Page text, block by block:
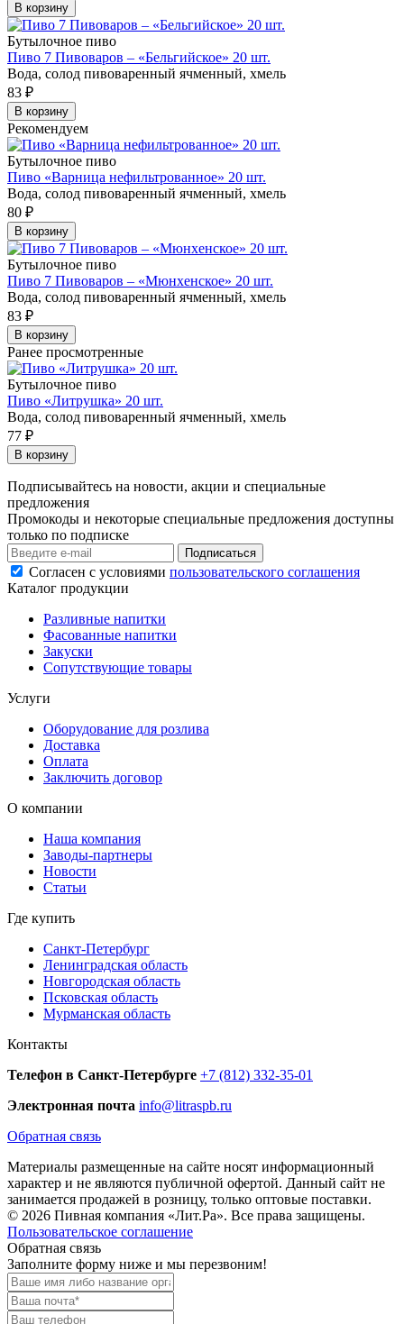
В корзину
Бутылочное пиво
Пиво 7 Пивоваров – «Бельгийское» 20 шт.
Вода, солод пивоваренный ячменный, хмель
83 ₽
В корзину
Рекомендуем
Бутылочное пиво
Пиво «Варница нефильтрованное» 20 шт.
Вода, солод пивоваренный ячменный, хмель
80 ₽
В корзину
Бутылочное пиво
Пиво 7 Пивоваров – «Мюнхенское» 20 шт.
Вода, солод пивоваренный ячменный, хмель
83 ₽
В корзину
Ранее просмотренные
Бутылочное пиво
Пиво «Литрушка» 20 шт.
Вода, солод пивоваренный ячменный, хмель
77 ₽
В корзину
Подписывайтесь на новости, акции и специальные
предложения
Промокоды и некоторые специальные предложения доступны
только по подписке
Подписаться
Согласен с условиями пользовательского соглашения
Каталог продукции
Разливные напитки
Фасованные напитки
Закуски
Сопутствующие товары
Услуги
Оборудование для розлива
Доставка
Оплата
Заключить договор
О компании
Наша компания
Заводы-партнеры
Новости
Статьи
Где купить
Санкт-Петербург
Ленинградская область
Новгородская область
Псковская область
Мурманская область
Контакты
Телефон в Санкт-Петербурге +7 (812) 332-35-01
Электронная почта info@litraspb.ru
Обратная связь
Материалы размещенные на сайте носят информационный
характер и не являются публичной офертой. Данный сайт не
занимается продажей в розницу, только оптовые поставки.
© 2026 Пивная компания «Лит.Ра». Все права защищены.
Пользовательское соглашение
Обратная связь
Заполните форму ниже и мы перезвоним!